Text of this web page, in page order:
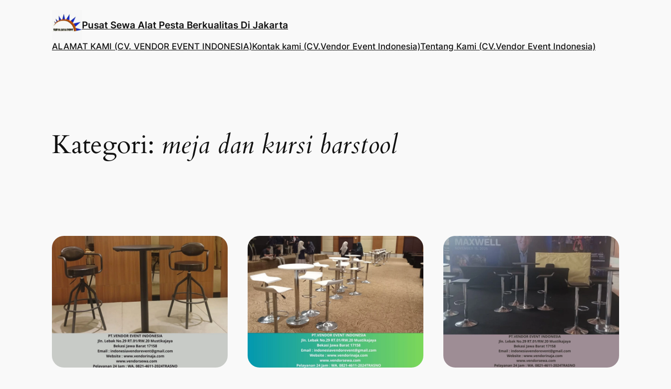
Pusat Sewa Alat Pesta Berkualitas Di Jakarta
ALAMAT KAMI (CV. VENDOR EVENT INDONESIA)Kontak kami (CV.Vendor Event Indonesia)Tentang Kami (CV.Vendor Event Indonesia)
Kategori: meja dan kursi barstool